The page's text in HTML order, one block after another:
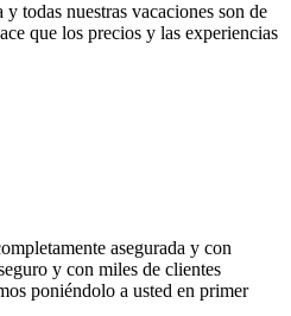
todas nuestras vacaciones son de
que los precios y las experiencias
asegurada y con
y con miles de clientes
poniéndolo a usted en primer